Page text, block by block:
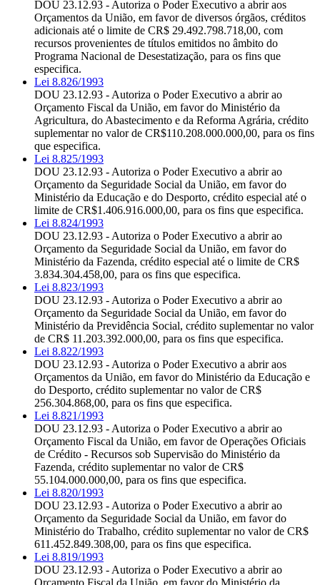
DOU 23.12.93 - Autoriza o Poder Executivo a abrir aos
Orçamentos da União, em favor de diversos órgãos, créditos
adicionais até o limite de CR$ 29.492.798.718,00, com
recursos provenientes de títulos emitidos no âmbito do
Programa Nacional de Desestatização, para os fins que
especifica.
Lei 8.826/1993
DOU 23.12.93 - Autoriza o Poder Executivo a abrir ao
Orçamento Fiscal da União, em favor do Ministério da
Agricultura, do Abastecimento e da Reforma Agrária, crédito
suplementar no valor de CR$110.208.000.000,00, para os fins
que especifica.
Lei 8.825/1993
DOU 23.12.93 - Autoriza o Poder Executivo a abrir ao
Orçamento da Seguridade Social da União, em favor do
Ministério da Educação e do Desporto, crédito especial até o
limite de CR$1.406.916.000,00, para os fins que especifica.
Lei 8.824/1993
DOU 23.12.93 - Autoriza o Poder Executivo a abrir ao
Orçamento da Seguridade Social da União, em favor do
Ministério da Fazenda, crédito especial até o limite de CR$
3.834.304.458,00, para os fins que especifica.
Lei 8.823/1993
DOU 23.12.93 - Autoriza o Poder Executivo a abrir ao
Orçamento da Seguridade Social da União, em favor do
Ministério da Previdência Social, crédito suplementar no valor
de CR$ 11.203.392.000,00, para os fins que especifica.
Lei 8.822/1993
DOU 23.12.93 - Autoriza o Poder Executivo a abrir aos
Orçamentos da União, em favor do Ministério da Educação e
do Desporto, crédito suplementar no valor de CR$
256.304.868,00, para os fins que especifica.
Lei 8.821/1993
DOU 23.12.93 - Autoriza o Poder Executivo a abrir ao
Orçamento Fiscal da União, em favor de Operações Oficiais
de Crédito - Recursos sob Supervisão do Ministério da
Fazenda, crédito suplementar no valor de CR$
55.104.000.000,00, para os fins que especifica.
Lei 8.820/1993
DOU 23.12.93 - Autoriza o Poder Executivo a abrir ao
Orçamento da Seguridade Social da União, em favor do
Ministério do Trabalho, crédito suplementar no valor de CR$
611.452.849.308,00, para os fins que especifica.
Lei 8.819/1993
DOU 23.12.93 - Autoriza o Poder Executivo a abrir ao